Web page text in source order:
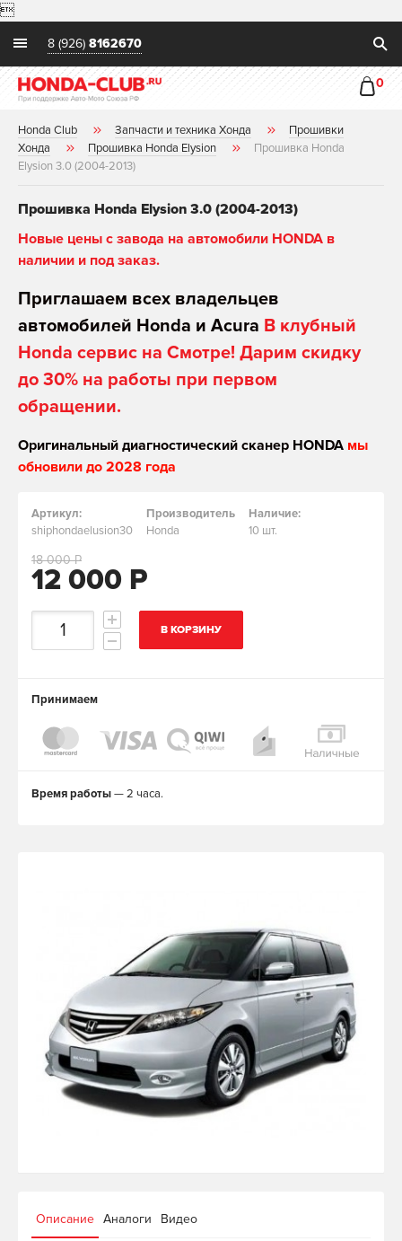

8 (926) 8162670
0
Honda Club Запчасти и техника Хонда
Прошивки
Хонда
Прошивка Honda Elysion
Прошивка Honda
Elysion 3.0 (2004-2013)
Прошивка Honda Elysion 3.0 (2004-2013)
Новые цены с завода на автомобили HONDA в
наличии и под заказ.
Приглашаем всех владельцев
автомобилей Honda и Acura В клубный
Honda сервис на Смотре! Дарим скидку
до 30% на работы при первом
обращении.
Оригинальный диагностический сканер HONDA мы
обновили до 2028 года
Артикул:
shiphondaelusion30
Производитель
Honda
Наличие:
10 шт.
12 000 Р
18 000 Р
В КОРЗИНУ
Принимаем
Время работы— 2 часа.
Описание Аналоги Видео